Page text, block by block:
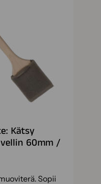
Kätsy
60mm /
Sopii